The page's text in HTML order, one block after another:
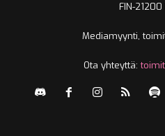
FIN-21200
Mediamyynti,
Ota yhteyttä: